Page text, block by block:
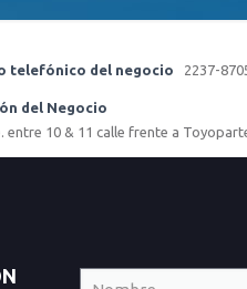
telefónico del negocio 2237-
del Negocio
entre 10 & 11 calle frente a